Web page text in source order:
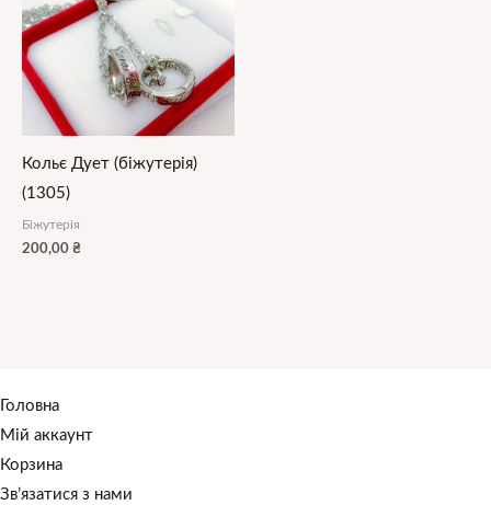
Кольє Дует (біжутерія)
(1305)
Біжутерія
200,00 ₴
Головна
Мій аккаунт
Корзина
Зв’язатися з нами